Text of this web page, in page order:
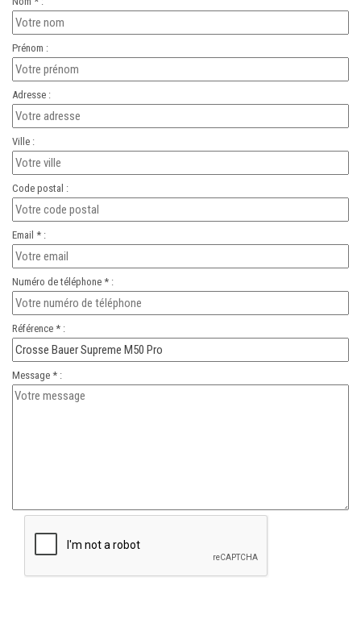
Prénom :
Adresse :
Ville :
Code postal :
Email * :
Numéro de téléphone * :
Référence * :
Message * :